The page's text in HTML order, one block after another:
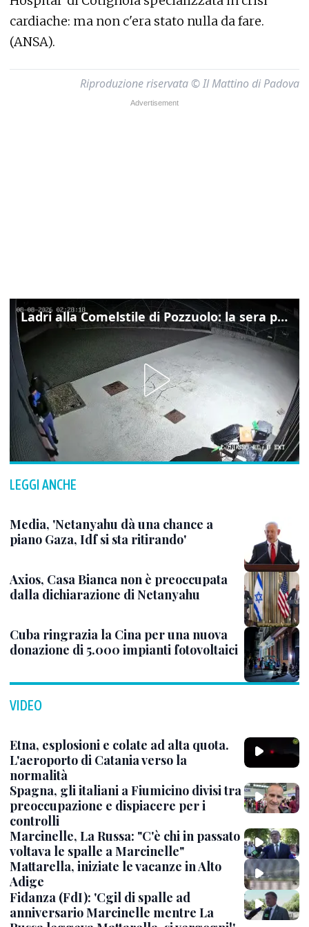
cardiache: ma non c'era stato nulla da fare.
(ANSA).
Riproduzione riservata © Il Mattino di Padova
Ladri alla Comelstile di Pozzuolo: la sera prima il tentato furto a Buja, ecco le immagini
LEGGI ANCHE
Media, 'Netanyahu dà una chance a
piano Gaza, Idf si sta ritirando'
Axios, Casa Bianca non è preoccupata
dalla dichiarazione di Netanyahu
Cuba ringrazia la Cina per una nuova
donazione di 5.000 impianti fotovoltaici
VIDEO
Etna, esplosioni e colate ad alta quota.
L'aeroporto di Catania verso la
normalità
Spagna, gli italiani a Fiumicino divisi tra
preoccupazione e dispiacere per i
controlli
Marcinelle, La Russa: "C'è chi in passato
voltava le spalle a Marcinelle"
Mattarella, iniziate le vacanze in Alto
Adige
Fidanza (FdI): 'Cgil di spalle ad
anniversario Marcinelle mentre La